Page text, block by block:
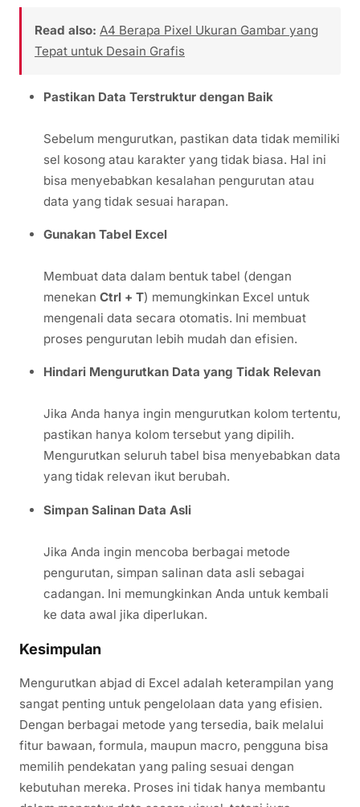
Read also: A4 Berapa Pixel Ukuran Gambar yang
Tepat untuk Desain Grafis
Pastikan Data Terstruktur dengan Baik
Sebelum mengurutkan, pastikan data tidak memiliki
sel kosong atau karakter yang tidak biasa. Hal ini
bisa menyebabkan kesalahan pengurutan atau
data yang tidak sesuai harapan.
Gunakan Tabel Excel
Membuat data dalam bentuk tabel (dengan
menekan Ctrl + T) memungkinkan Excel untuk
mengenali data secara otomatis. Ini membuat
proses pengurutan lebih mudah dan efisien.
Hindari Mengurutkan Data yang Tidak Relevan
Jika Anda hanya ingin mengurutkan kolom tertentu,
pastikan hanya kolom tersebut yang dipilih.
Mengurutkan seluruh tabel bisa menyebabkan data
yang tidak relevan ikut berubah.
Simpan Salinan Data Asli
Jika Anda ingin mencoba berbagai metode
pengurutan, simpan salinan data asli sebagai
cadangan. Ini memungkinkan Anda untuk kembali
ke data awal jika diperlukan.
Kesimpulan
Mengurutkan abjad di Excel adalah keterampilan yang
sangat penting untuk pengelolaan data yang efisien.
Dengan berbagai metode yang tersedia, baik melalui
fitur bawaan, formula, maupun macro, pengguna bisa
memilih pendekatan yang paling sesuai dengan
kebutuhan mereka. Proses ini tidak hanya membantu